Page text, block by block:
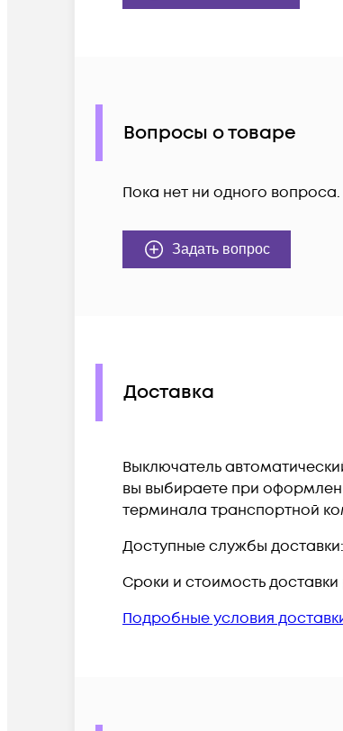
Вопросы о товаре
Пока нет ни одного вопроса.
Задать вопрос
Доставка
Выключатель
вы выбираете при
терминала транспортной
Доступные службы
Сроки и стоимость
Подробные условия